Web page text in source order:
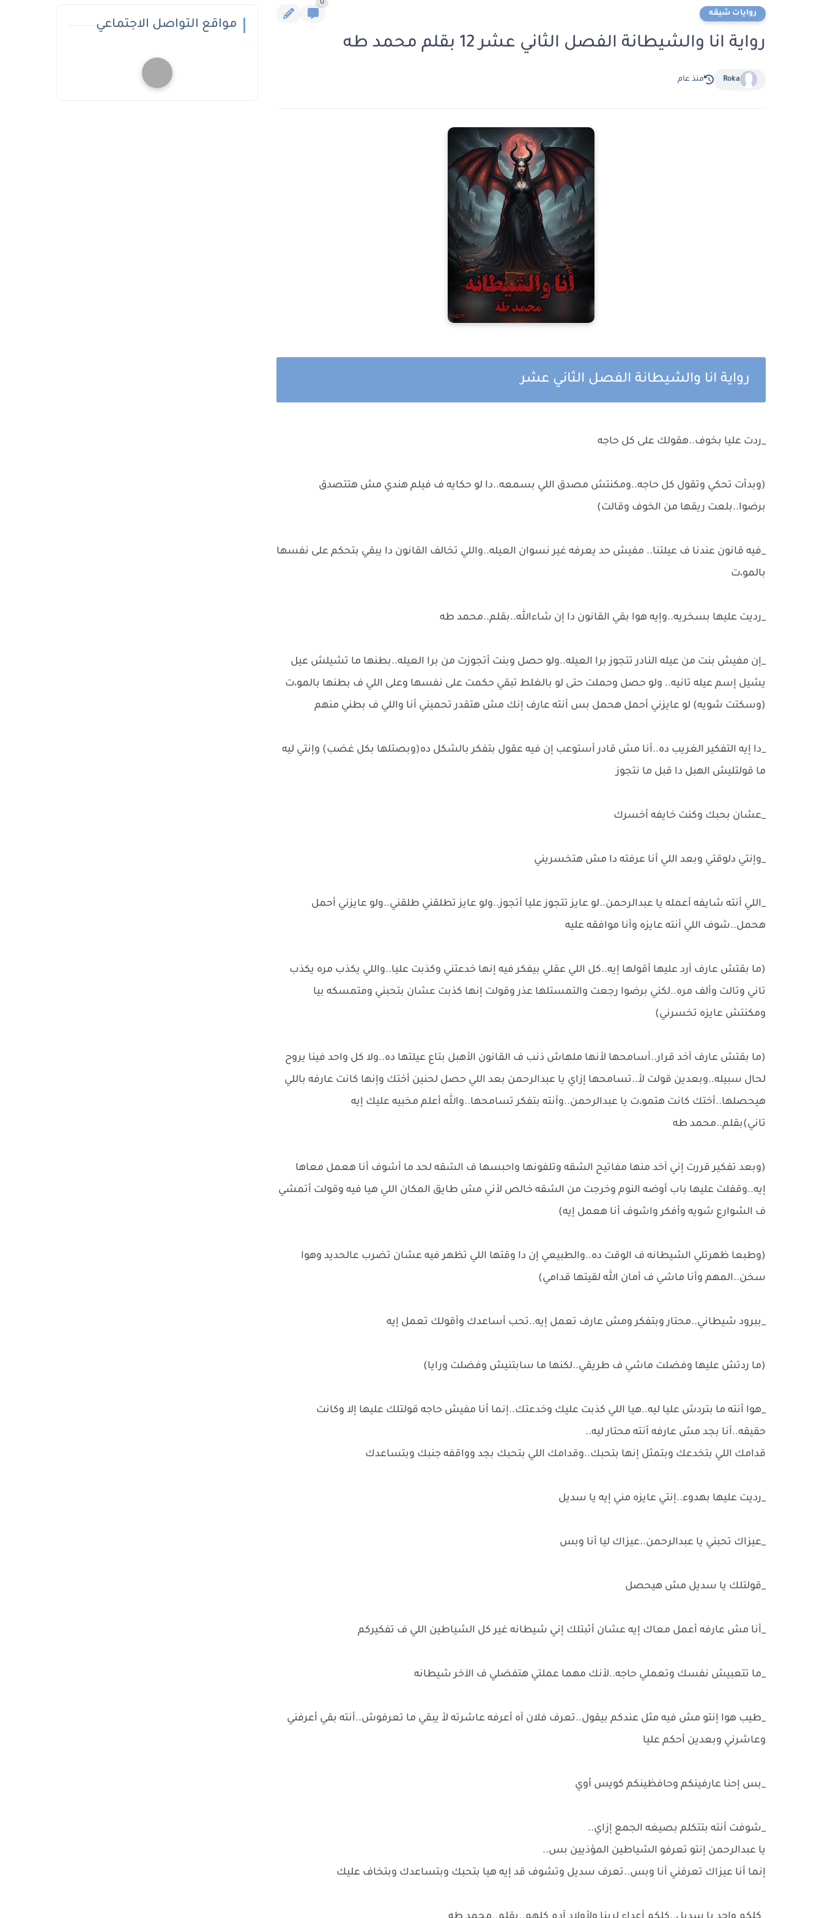
روايات شيقه
0
رواية انا والشيطانة الفصل الثاني عشر 12 بقلم محمد طه
Roka منذ عام
رواية انا والشيطانة الفصل الثاني عشر
_ردت عليا بخوف..هقولك على كل حاجه
(وبدأت تحكي وتقول كل حاجه..ومكنتش مصدق اللي بسمعه..دا لو حكايه ف فيلم هندي مش هتتصدق
برضوا..بلعت ريقها من الخوف وقالت)
_فيه قانون عندنا ف عيلتنا.. مفيش حد يعرفه غير نسوان العيله..واللي تخالف القانون دا يبقي بتحكم على نفسها
بالمو،ت
_رديت عليها بسخريه..وإيه هوا بقي القانون دا إن شاءالله..بقلم..محمد طه
_إن مفيش بنت من عيله النادر تتجوز برا العيله..ولو حصل وبنت أتجوزت من برا العيله..بطنها ما تشيلش عيل
يشيل إسم عيله تانيه.. ولو حصل وحملت حتى لو بالغلط تبقي حكمت على نفسها وعلى اللي ف بطنها بالمو،ت
(وسكتت شويه) لو عايزني أحمل هحمل بس أنته عارف إنك مش هتقدر تحميني أنا واللي ف بطني منهم
_دا إيه التفكير الغريب ده..أنا مش قادر أستوعب إن فيه عقول بتفكر بالشكل ده(وبصتلها بكل غضب) وإنتي ليه
ما قولتليش الهبل دا قبل ما نتجوز
_عشان بحبك وكنت خايفه أخسرك
_وإنتي دلوقتي وبعد اللي أنا عرفته دا مش هتخسريني
_اللي أنته شايفه أعمله يا عبدالرحمن..لو عايز تتجوز عليا أتجوز..ولو عايز تطلقني طلقني..ولو عايزني أحمل
هحمل..شوف اللي أنته عايزه وأنا موافقه عليه
(ما بقتش عارف أرد عليها أقولها إيه..كل اللي عقلي بيفكر فيه إنها خدعتني وكذبت عليا..واللي يكذب مره يكذب
تاني وتالت وألف مره..لكني برضوا رجعت والتمستلها عذر وقولت إنها كذبت عشان بتحبني ومتمسكه بيا
ومكنتش عايزه تخسرني)
(ما بقتش عارف آخد قرار..أسامحها لأنها ملهاش ذنب ف القانون الأهبل بتاع عيلتها ده..ولا كل واحد فينا يروح
لحال سبيله..وبعدين قولت لأ..تسامحها إزاي يا عبدالرحمن بعد اللي حصل لحنين أختك وإنها كانت عارفه باللي
هيحصلها..أختك كانت هتمو،ت يا عبدالرحمن..وأنته بتفكر تسامحها..والله أعلم مخبيه عليك إيه
تاني)بقلم..محمد طه
(وبعد تفكير قررت إني آخد منها مفاتيح الشقه وتلفونها واحبسها ف الشقه لحد ما أشوف أنا هعمل معاها
إيه..وقفلت عليها باب أوضه النوم وخرجت من الشقه خالص لأني مش طايق المكان اللي هيا فيه وقولت أتمشي
ف الشوارع شويه وأفكر واشوف أنا هعمل إيه)
(وطبعا ظهرتلي الشيطانه ف الوقت ده..والطبيعي إن دا وقتها اللي تظهر فيه عشان تضرب عالحديد وهوا
سخن..المهم وأنا ماشي ف أمان الله لقيتها قدامي)
_ببرود شيطاني..محتار وبتفكر ومش عارف تعمل إيه..تحب أساعدك وأقولك تعمل إيه
(ما ردتش عليها وفضلت ماشي ف طريقي..لكنها ما سابتنيش وفضلت ورايا)
_هوا أنته ما بتردش عليا ليه..هيا اللي كذبت عليك وخدعتك..إنما أنا مفيش حاجه قولتلك عليها إلا وكانت
حقيقه..أنا بجد مش عارفه أنته محتار ليه..
قدامك اللي بتخدعك وبتمثل إنها بتحبك..وقدامك اللي بتحبك بجد وواقفه جنبك وبتساعدك
_رديت عليها بهدوء..إنتي عايزه مني إيه يا سديل
_عيزاك تحبني يا عبدالرحمن..عيزاك ليا أنا وبس
_قولتلك يا سديل مش هيحصل
_أنا مش عارفه أعمل معاك إيه عشان أثبتلك إني شيطانه غير كل الشياطين اللي ف تفكيركم
_ما تتعبيش نفسك وتعملي حاجه..لأنك مهما عملتي هتفضلي ف الآخر شيطانه
_طيب هوا إنتو مش فيه مثل عندكم بيقول..تعرف فلان آه أعرفه عاشرته لأ يبقي ما تعرفوش..أنته بقي أعرفني
وعاشرني وبعدين أحكم عليا
_بس إحنا عارفينكم وحافظينكم كويس أوي
_شوفت أنته بتتكلم بصيغه الجمع إزاي..
يا عبدالرحمن إنتو تعرفو الشياطين المؤذيين بس..
إنما أنا عيزاك تعرفني أنا وبس..تعرف سديل وتشوف قد إيه هيا بتحبك وبتساعدك وبتخاف عليك
مواقع التواصل الاجتماعي